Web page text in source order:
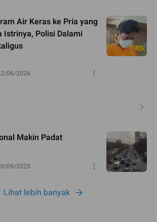
Air Keras ke Pria yang
Istrinya, Polisi Dalami
06/2026
Makin Padat
09/2025
Lihat lebih banyak